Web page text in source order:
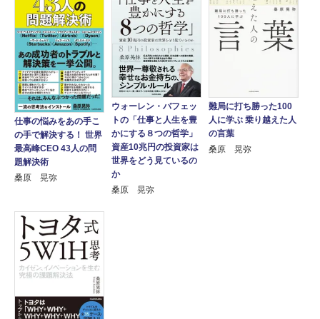
仕事の悩みをあの手こ
の手で解決する！ 世界
最高峰CEO 43人の問
題解決術
桑原 晃弥
ウォーレン・バフェッ
トの「仕事と人生を豊
かにする８つの哲学」
資産10兆円の投資家は
世界をどう見ているの
か
桑原 晃弥
難局に打ち勝った100
人に学ぶ 乗り越えた人
の言葉
桑原 晃弥